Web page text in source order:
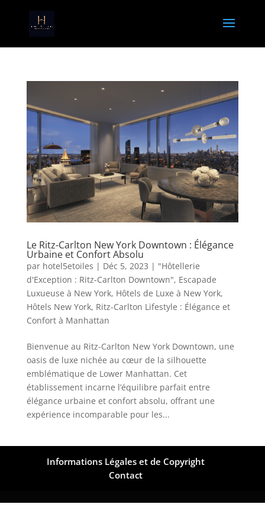
Le Ritz-Carlton New York Downtown : Élégance
Urbaine et Confort Absolu
par hotel5etoiles | Déc 5, 2023 | "Hôtellerie
d'Exception : Ritz-Carlton Downtown", Escapade
Luxueuse à New York, Hôtels de Luxe à New York,
Hôtels New York, Ritz-Carlton Lifestyle : Élégance et
Confort à Manhattan
Bienvenue au Ritz-Carlton New York Downtown, une
oasis de luxe nichée au cœur de la silhouette
emblématique de Lower Manhattan. Cet
établissement incarne l’équilibre parfait entre
élégance urbaine et confort absolu, offrant une
expérience incomparable pour les...
Informations Légales et de Copyright
Contact